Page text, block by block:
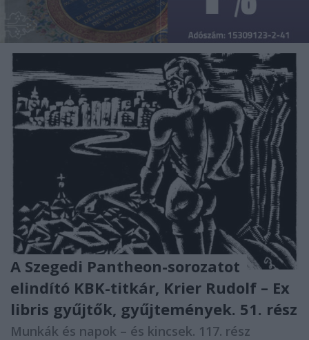
A Szegedi Pantheon-sorozatot
elindító KBK-titkár, Krier Rudolf – Ex
libris gyűjtők, gyűjtemények. 51. rész
Munkák és napok – és kincsek. 117. rész